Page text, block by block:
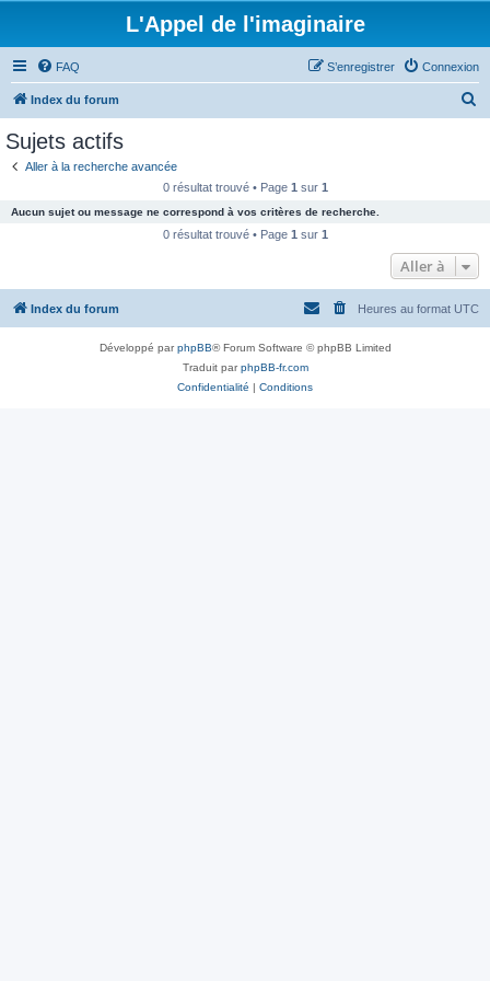
L'Appel de l'imaginaire
FAQ Connexion
S’enregistrer
Index du forum
c
e
Sujets actifs
Aller à la recherche avancée
0 résultat trouvé • Page 1 sur 1
Aucun sujet ou message ne correspond à vos critères de recherche.
0 résultat trouvé • Page 1 sur 1
Aller à
Index du forum Heures au format UTC
Développé parphpBB® Forum Software © phpBB Limited
Traduit parphpBB-fr.com
Confidentialité | Conditions